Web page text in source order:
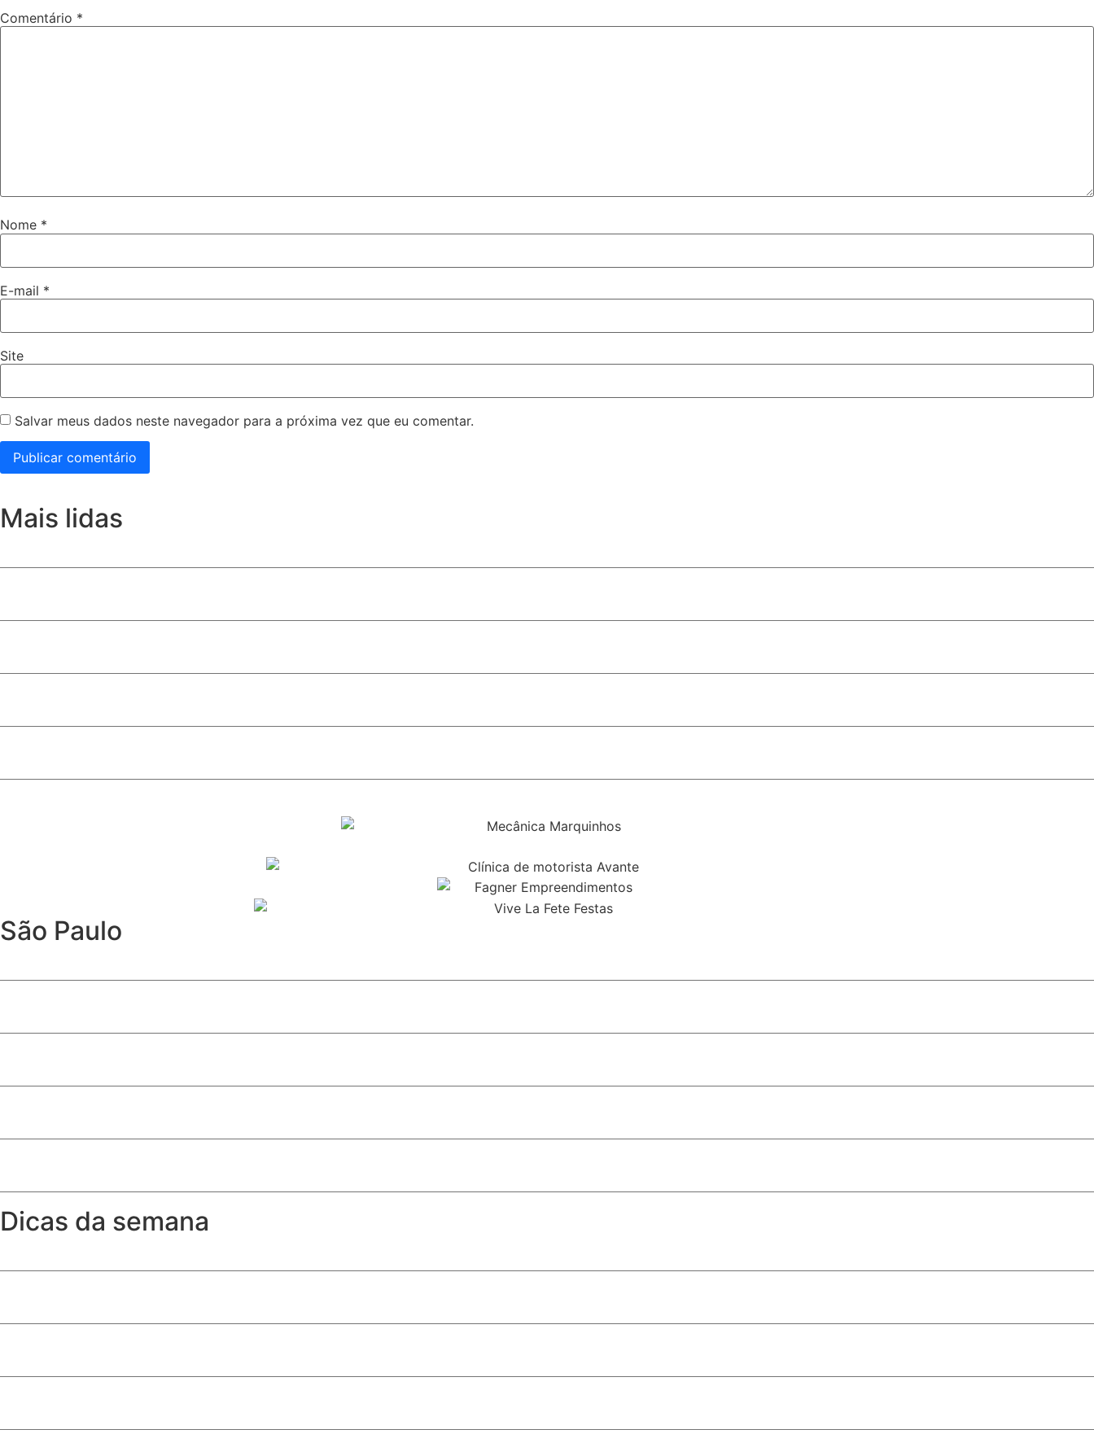
Comentário *
Nome *
E-mail *
Site
Salvar meus dados neste navegador para a próxima vez que eu comentar.
Mais lidas
São Paulo
Dicas da semana